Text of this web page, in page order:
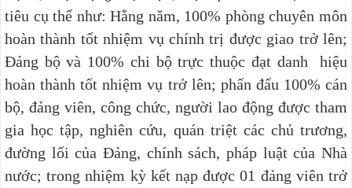
tiêu cụ thể như: Hằng năm, 100% phòng chuyên môn
hoàn thành tốt nhiệm vụ chính trị được giao trở lên;
Đảng bộ và 100% chi bộ trực thuộc đạt danh hiệu
hoàn thành tốt nhiệm vụ trở lên; phấn đấu 100% cán
bộ, đảng viên, công chức, người lao động được tham
gia học tập, nghiên cứu, quán triệt các chủ trương,
đường lối của Đảng, chính sách, pháp luật của Nhà
nước; trong nhiệm kỳ kết nạp được 01 đảng viên trở